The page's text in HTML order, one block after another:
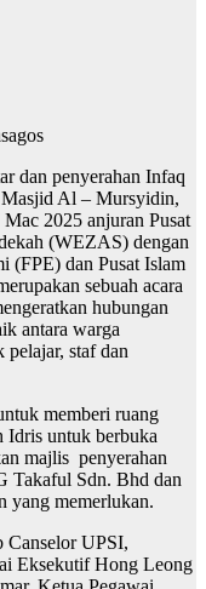
dan penyerahan Infaq
Al – Mursyidin,
2025 anjuran Pusat
(WEZAS) dengan
(FPE) dan Pusat Islam
sebuah acara
hubungan
antara warga
staf dan
memberi ruang
Idris untuk berbuka
majlis penyerahan
Takaful Sdn. Bhd dan
yang memerlukan.
UPSI,
Eksekutif Hong Leong